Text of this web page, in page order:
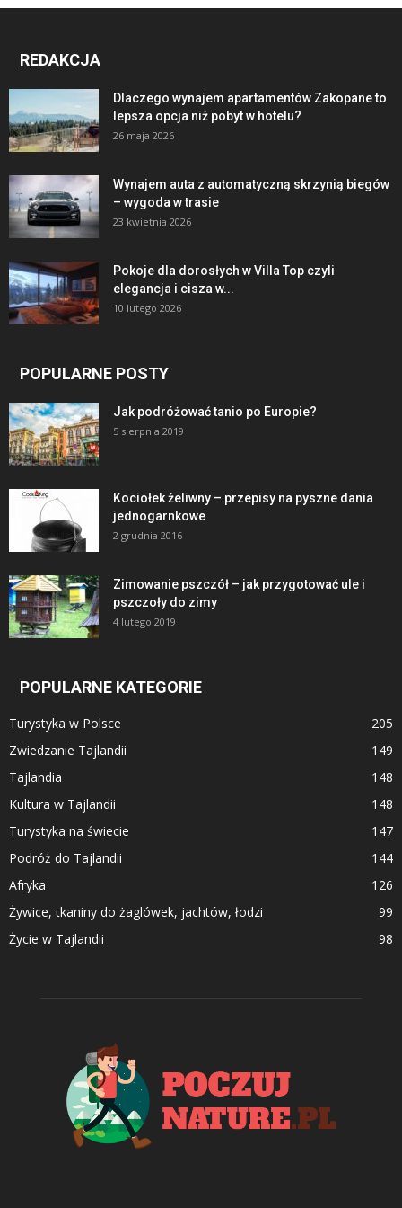
REDAKCJA
Dlaczego wynajem apartamentów Zakopane to
lepsza opcja niż pobyt w hotelu?
26 maja 2026
Wynajem auta z automatyczną skrzynią biegów
– wygoda w trasie
23 kwietnia 2026
Pokoje dla dorosłych w Villa Top czyli
elegancja i cisza w...
10 lutego 2026
POPULARNE POSTY
Jak podróżować tanio po Europie?
5 sierpnia 2019
Kociołek żeliwny – przepisy na pyszne dania
jednogarnkowe
2 grudnia 2016
Zimowanie pszczół – jak przygotować ule i
pszczoły do zimy
4 lutego 2019
POPULARNE KATEGORIE
Turystyka w Polsce
205
Zwiedzanie Tajlandii
149
Tajlandia
148
Kultura w Tajlandii
148
Turystyka na świecie
147
Podróż do Tajlandii
144
Afryka
126
Żywice, tkaniny do żaglówek, jachtów, łodzi
99
Życie w Tajlandii
98